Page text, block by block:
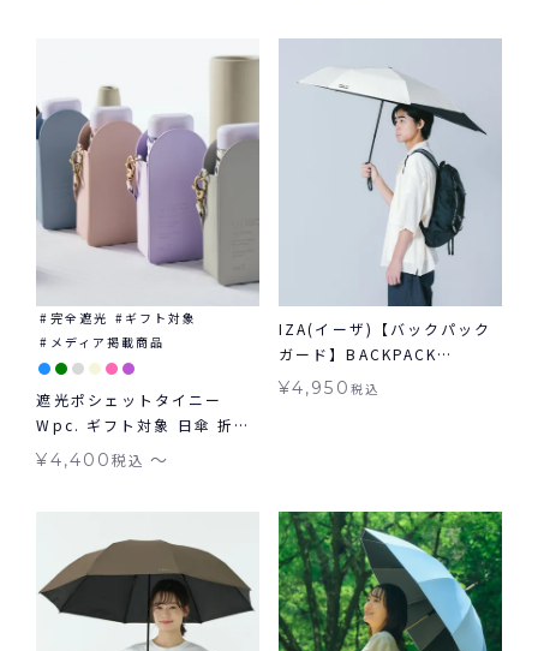
完全遮光
ギフト対象
メディア掲載商品
遮光ポシェットタイニー
Wpc. ギフト対象 日傘 折り
たたみ tiny 晴雨兼用
¥4,400税込 〜
IZA(イーザ)【バックパック
ガード】BACKPACK
GUARD 日傘 折りたたみ ギ
¥4,950 税込